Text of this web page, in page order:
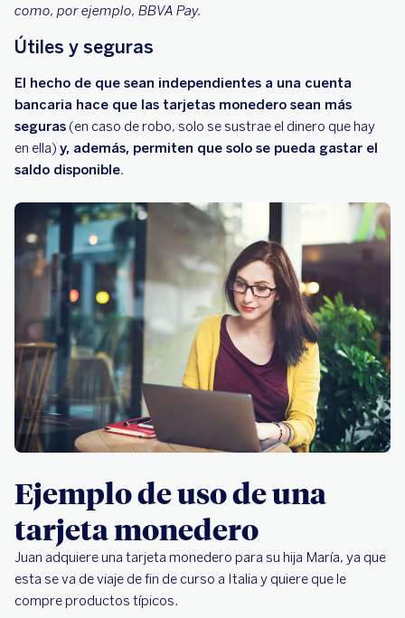
como, por ejemplo, BBVA Pay.
Útiles y seguras
El hecho de que sean independientes a una cuenta
bancaria hace que las tarjetas monedero sean más
seguras (en caso de robo, solo se sustrae el dinero que hay
en ella) y, además, permiten que solo se pueda gastar el
saldo disponible.
Ejemplo de uso de una
tarjeta monedero
Juan adquiere una tarjeta monedero para su hija María, ya que
esta se va de viaje de fin de curso a Italia y quiere que le
compre productos típicos.